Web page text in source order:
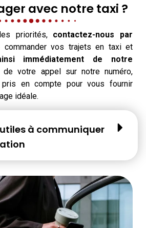
avec notre taxi ?
priorités, contactez-nous par
commander vos trajets en taxi et
immédiatement de notre
votre appel sur notre numéro,
en compte pour vous fournir
idéale.
à communiquer